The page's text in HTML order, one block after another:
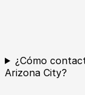
¿Cómo
Arizona City?